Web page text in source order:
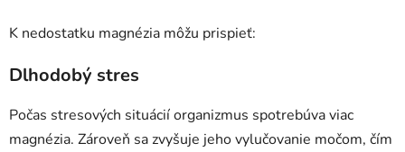
K nedostatku magnézia môžu prispieť:
Dlhodobý stres
Počas stresových situácií organizmus spotrebúva viac
magnézia. Zároveň sa zvyšuje jeho vylučovanie močom, čím